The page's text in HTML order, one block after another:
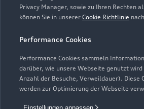
Privacy Manager, sowie zu Ihren Rechten
können Sie in unserer Cookie Richtlinie
Performance Cookies
Performance Cookies sammeln
darüber, wie unsere Webseite genutzt wird
Anzahl der Besuche, Verweildauer). Diese
werden zur Optimierung der Webseite
Bordbuch & Bedienungsanleitungen
Verträge kündigen
Audi erleben
Cookie-Richtlinie
Barrierefreiheit
Digital Services Act
EU Data Act
Die Auszeichnung Audi Top Service
der AUDI AG unter Ausschluss Dritter
Kriterien an ausgewählte Audi